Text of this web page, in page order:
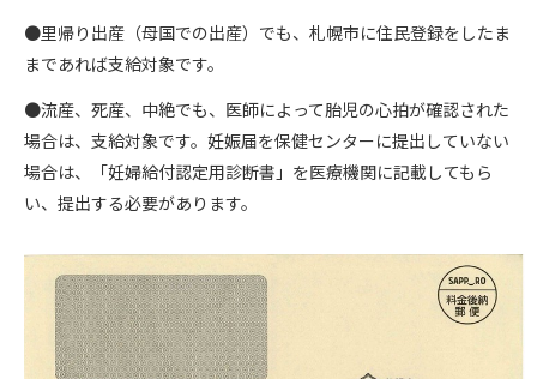
●里帰り出産（母国での出産）でも、札幌市に住民登録をしたま
まであれば支給対象です。
●流産、死産、中絶でも、医師によって胎児の心拍が確認された
場合は、支給対象です。妊娠届を保健センターに提出していない
場合は、「妊婦給付認定用診断書」を医療機関に記載してもら
い、提出する必要があります。